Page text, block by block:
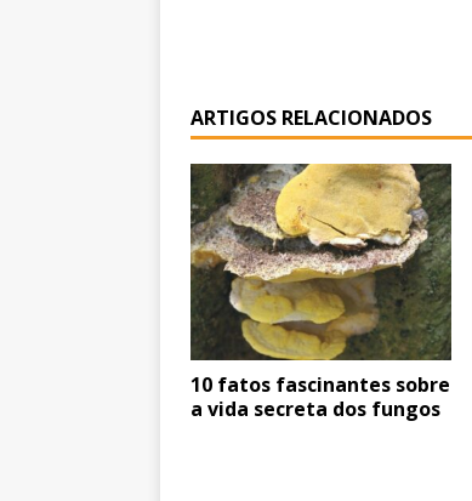
ARTIGOS RELACIONADOS
10 fatos fascinantes sobre
a vida secreta dos fungos